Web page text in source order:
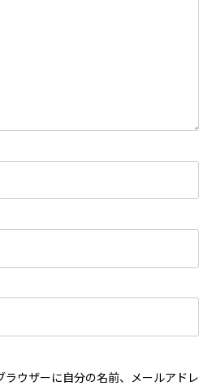
ウザーに自分の名前、メールアドレ